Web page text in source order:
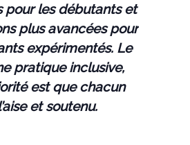
pour les débutants et
plus avancées pour
expérimentés. Le
pratique inclusive,
est que chacun
et soutenu.